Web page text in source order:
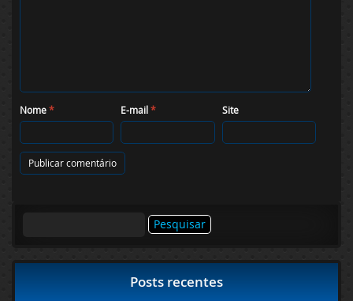
Nome* E-mail* Site
Posts recentes